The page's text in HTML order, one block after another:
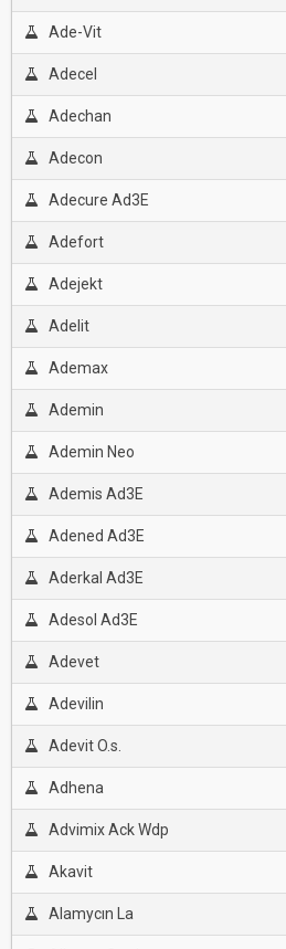
Ade-Vit
Adecel
Adechan
Adecon
Adecure Ad3E
Adefort
Adejekt
Adelit
Ademax
Ademin
Ademin Neo
Ademis Ad3E
Adened Ad3E
Aderkal Ad3E
Adesol Ad3E
Adevet
Adevilin
Adevit O.s.
Adhena
Advimix Ack Wdp
Akavit
Alamycın La